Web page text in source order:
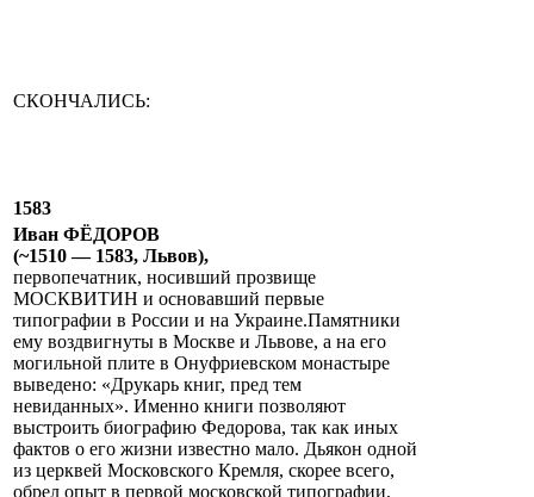
СКОНЧАЛИСЬ:
1583
Иван ФЁДОРОВ
(~1510 — 1583, Львов),
первопечатник, носивший прозвище
МОСКВИТИН и основавший первые
типографии в России и на Украине.Памятники
ему воздвигнуты в Москве и Львове, а на его
могильной плите в Онуфриевском монастыре
выведено: «Друкарь книг, пред тем
невиданных». Именно книги позволяют
выстроить биографию Федорова, так как иных
фактов о его жизни известно мало. Дьякон одной
из церквей Московского Кремля, скорее всего,
обрел опыт в первой московской типографии,